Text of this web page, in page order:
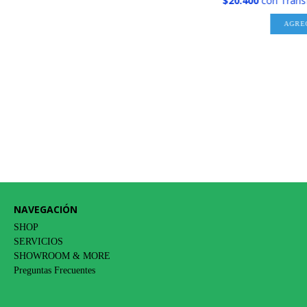
NAVEGACIÓN
SHOP
SERVICIOS
SHOWROOM & MORE
Preguntas Frecuentes